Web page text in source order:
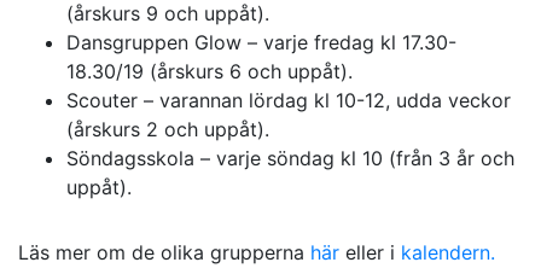
(årskurs 9 och uppåt).
Dansgruppen Glow – varje fredag kl 17.30-
18.30/19 (årskurs 6 och uppåt).
Scouter – varannan lördag kl 10-12, udda veckor
(årskurs 2 och uppåt).
Söndagsskola – varje söndag kl 10 (från 3 år och
uppåt).
Läs mer om de olika grupperna här eller i kalendern.